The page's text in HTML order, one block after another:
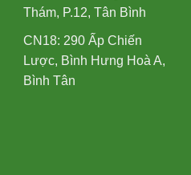
Thám, P.12, Tân Bình
CN18: 290 Ấp Chiến
Lược, Bình Hưng Hoà A,
Bình Tân